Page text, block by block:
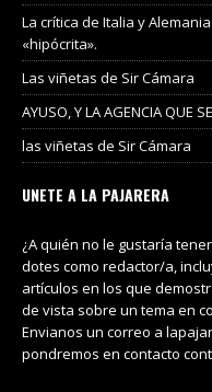
La crítica de Italia y
«hipócrita».
Las viñetas de Sir Cámara
AYUSO, Y LA AGENCIA QUE
las viñetas de Sir Cámara
UNETE A LA PAJARERA
¿A quién no le gustaría
dotes como redactor/a,
artículos en los que
de vista sobre un tema en
Envianos un correo a
pondremos en contacto